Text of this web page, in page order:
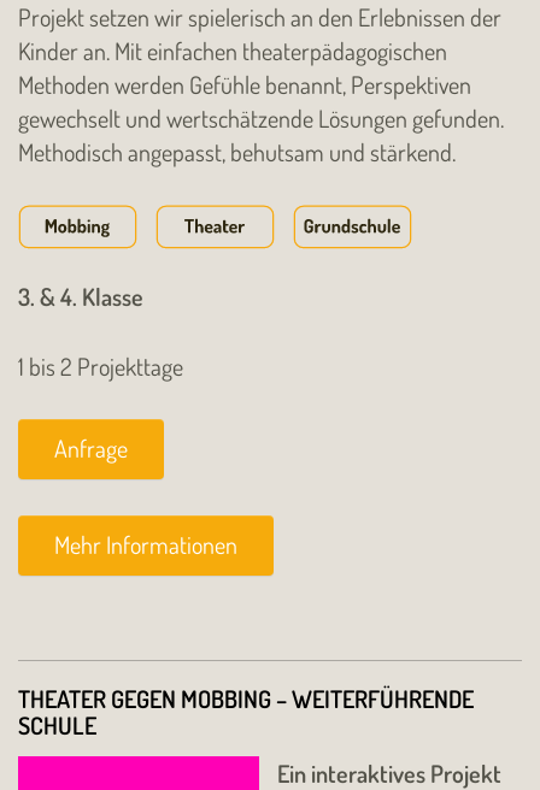
Projekt setzen wir spielerisch an den Erlebnissen der
Kinder an. Mit einfachen theaterpädagogischen
Methoden werden Gefühle benannt, Perspektiven
gewechselt und wertschätzende Lösungen gefunden.
Methodisch angepasst, behutsam und stärkend.
3. & 4. Klasse
1 bis 2 Projekttage
Anfrage
Mehr Informationen
THEATER GEGEN MOBBING – WEITERFÜHRENDE
SCHULE
Ein interaktives Projekt